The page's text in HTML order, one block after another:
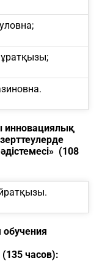
инновациялық
(108
обучения
часов):